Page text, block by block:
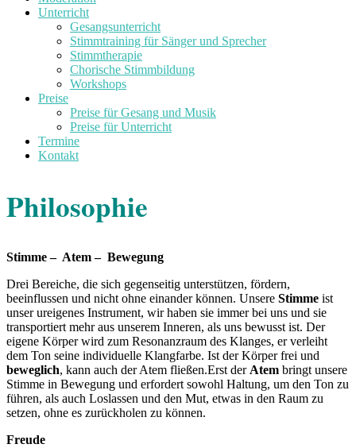
Unterricht
Gesangsunterricht
Stimmtraining für Sänger und Sprecher
Stimmtherapie
Chorische Stimmbildung
Workshops
Preise
Preise für Gesang und Musik
Preise für Unterricht
Termine
Kontakt
Philosophie
Stimme – Atem – Bewegung
Drei Bereiche, die sich gegenseitig unterstützen, fördern,
beeinflussen und nicht ohne einander können. Unsere Stimme ist
unser ureigenes Instrument, wir haben sie immer bei uns und sie
transportiert mehr aus unserem Inneren, als uns bewusst ist. Der
eigene Körper wird zum Resonanzraum des Klanges, er verleiht
dem Ton seine individuelle Klangfarbe. Ist der Körper frei und
beweglich, kann auch der Atem fließen.Erst der Atem bringt unsere
Stimme in Bewegung und erfordert sowohl Haltung, um den Ton zu
führen, als auch Loslassen und den Mut, etwas in den Raum zu
setzen, ohne es zurückholen zu können.
Freude